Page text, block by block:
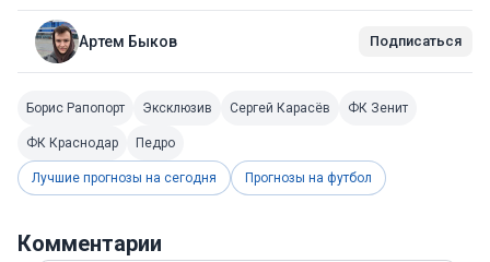
Артем Быков Подписаться
Борис Рапопорт Эксклюзив Сергей Карасёв ФК Зенит
ФК Краснодар Педро
Лучшие прогнозы на сегодня Прогнозы на футбол
Комментарии